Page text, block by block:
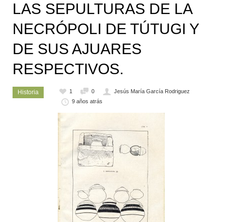
LAS SEPULTURAS DE LA
NECRÓPOLI DE TÚTUGI Y
DE SUS AJUARES
RESPECTIVOS.
Historia 1 0
Jesús María García Rodriguez
9 años atrás